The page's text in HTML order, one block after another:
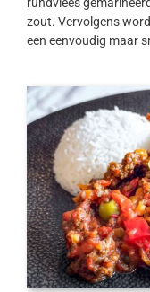
rundvlees
zout. Vervolgens
een eenvoudig maar